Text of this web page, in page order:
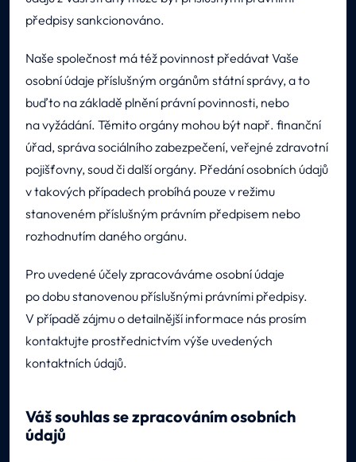
předpisy sankcionováno.
Naše společnost má též povinnost předávat Vaše
osobní údaje příslušným orgánům státní správy, a to
buďto na základě plnění právní povinnosti, nebo
na vyžádání. Těmito orgány mohou být např. finanční
úřad, správa sociálního zabezpečení, veřejné zdravotní
pojišťovny, soud či další orgány. Předání osobních údajů
v takových případech probíhá pouze v režimu
stanoveném příslušným právním předpisem nebo
rozhodnutím daného orgánu.
Pro uvedené účely zpracováváme osobní údaje
po dobu stanovenou příslušnými právními předpisy.
V případě zájmu o detailnější informace nás prosím
kontaktujte prostřednictvím výše uvedených
kontaktních údajů.
Váš souhlas se zpracováním osobních
údajů